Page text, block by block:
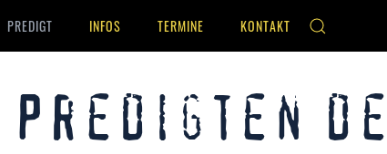
PREDIGT INFOS TERMINE KONTAKT
Predigten